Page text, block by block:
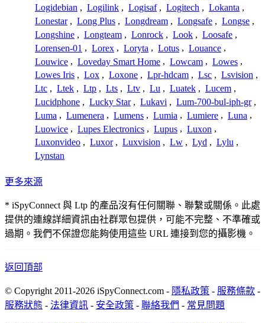
Logidebian , Logilink , Logisaf , Logitech , Lokanta ,
Lonestar , Long Plus , Longdream , Longsafe , Longse ,
Longshine , Longteam , Lonrock , Look , Loosafe ,
Lorensen-01 , Lorex , Loryta , Lotus , Louance ,
Louwice , Loveday Smart Home , Lowcam , Lowes ,
Lowes Iris , Lox , Loxone , Lpr-hdcam , Lsc , Lsvision ,
Ltc , Ltek , Ltp , Lts , Ltv , Lu , Luatek , Lucem ,
Lucidphone , Lucky Star , Lukavi , Lum-700-bul-iph-gr ,
Luma , Lumenera , Lumens , Lumia , Lumiere , Luna ,
Luowice , Lupes Electronics , Lupus , Luxon ,
Luxonvideo , Luxor , Luxvision , Lw , Lyd , Lylu ,
Lynstan
更多來源
* iSpyConnect 與 Ltp 的產品沒有任何關聯、聯繫或關係。此處
提供的連線詳細資訊由社群眾包提供，可能不完整、不準確或
過期。我們不保證您能夠使用這些 URL 連接到您的攝影機。
返回頂部
© Copyright 2011-2026 iSpyConnect.com - 隱私政策 - 服務條款 -
服務狀態 - 法律資訊 - 安全政策 - 聯絡我們 - 常見問題